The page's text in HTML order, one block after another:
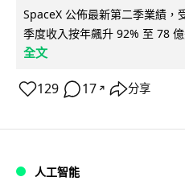
SpaceX 公佈最新第二季業績，
季度收入按年飆升 92% 至 78
全文
129 17 ↗ 分享
人工智能